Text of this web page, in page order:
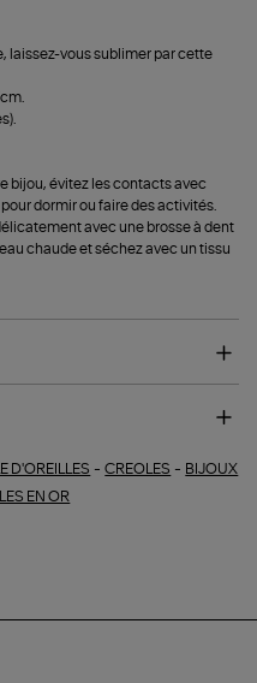
laissez-vous sublimer par cette
bijou, évitez les contacts avec
dormir ou faire des activités.
avec une brosse à dent
chaude et séchez avec un tissu
D'OREILLES -CREOLES - BIJOUX
EN OR